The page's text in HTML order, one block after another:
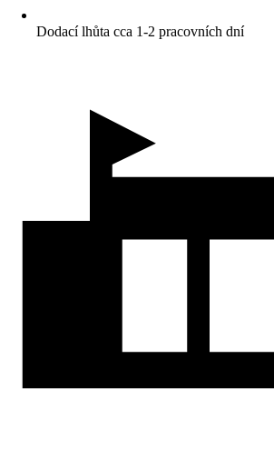
Dodací lhůta cca 1-2 pracovních dní